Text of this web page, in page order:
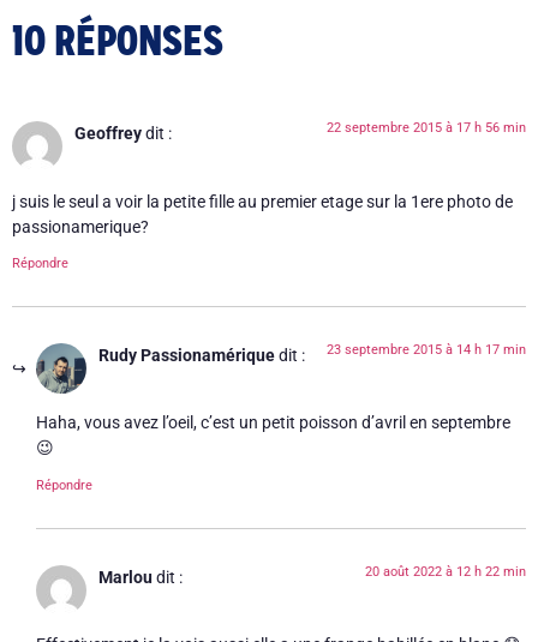
10 RÉPONSES
Geoffreydit : 22 septembre 2015 à 17 h 56 min
j suis le seul a voir la petite fille au premier etage sur la 1ere photo de
passionamerique?
Répondre
Rudy Passionamériquedit : 23 septembre 2015 à 14 h 17 min
Haha, vous avez l’oeil, c’est un petit poisson d’avril en septembre
😉
Répondre
Marloudit : 20 août 2022 à 12 h 22 min